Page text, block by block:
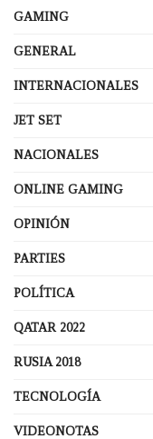
GAMING
GENERAL
INTERNACIONALES
JET SET
NACIONALES
ONLINE GAMING
OPINIÓN
PARTIES
POLÍTICA
QATAR 2022
RUSIA 2018
TECNOLOGÍA
VIDEONOTAS